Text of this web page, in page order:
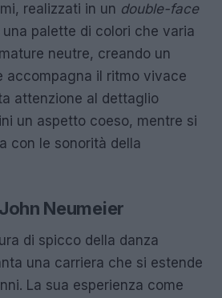
realizzati in un double-face
una palette di colori che varia
neutre, creando un
accompagna il ritmo vivace
attenzione al dettaglio
un aspetto coeso, mentre si
con le sonorità della
Neumeier
di spicco della danza
una carriera che si estende
La sua esperienza come